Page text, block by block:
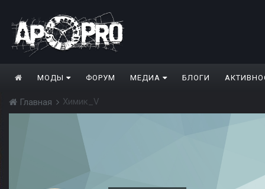
МОДЫ ФОРУМ МЕДИА БЛОГИ
Главная Химик_V